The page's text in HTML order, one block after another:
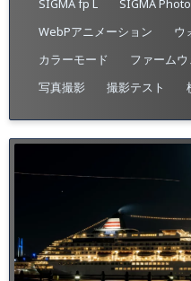
SIGMA fp L
SIGMA
WebPアニメーション
ウ
カラーモード
ファーム
写真撮影
撮影テスト